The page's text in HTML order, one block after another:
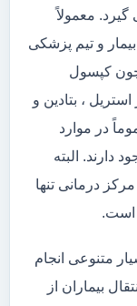
گیرد. معمولاً
و تیم پزشکی
کپسول
، بتادین و
در موارد
دارند. البته
درمانی تنها
است.
متنوعی انجام
بیماران از